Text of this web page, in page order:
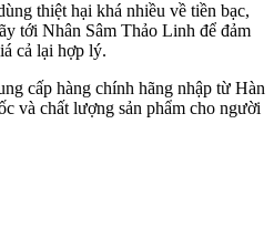
thiệt hại khá nhiều về tiền bạc,
tới Nhân Sâm Thảo Linh để đảm
cả lại hợp lý.
cấp hàng chính hãng nhập từ Hàn
và chất lượng sản phẩm cho người